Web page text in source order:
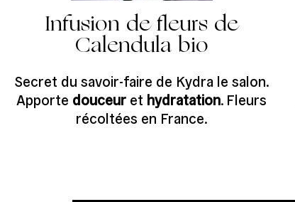
Infusion de fleurs de
Calendula bio
Secret du savoir-faire de Kydra le salon.
Apporte douceur et hydratation. Fleurs
récoltées en France.